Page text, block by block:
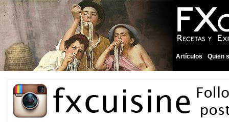
Artículos Quien